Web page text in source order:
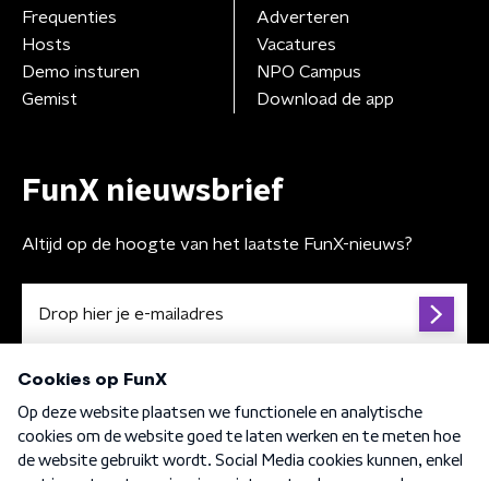
Frequenties
Hosts
Demo insturen
Gemist
Adverteren
Vacatures
NPO Campus
Download de app
FunX nieuwsbrief
Altijd op de hoogte van het laatste FunX-nieuws?
Algemene voorwaarden Privacybeleid